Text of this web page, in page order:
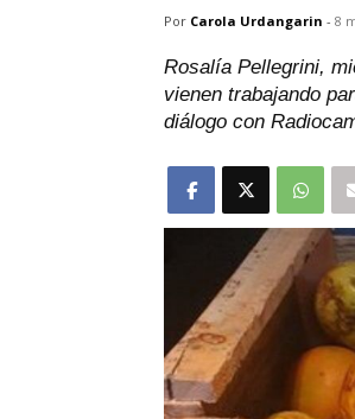
Por Carola Urdangarin - 8
Rosalía Pellegrini,
vienen trabajando
diálogo con